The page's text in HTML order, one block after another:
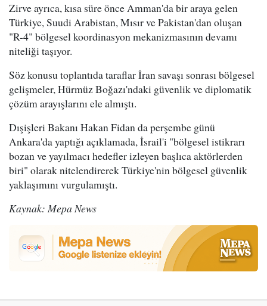
Zirve ayrıca, kısa süre önce Amman'da bir araya gelen
Türkiye, Suudi Arabistan, Mısır ve Pakistan'dan oluşan
"R-4" bölgesel koordinasyon mekanizmasının devamı
niteliği taşıyor.
Söz konusu toplantıda taraflar İran savaşı sonrası bölgesel
gelişmeler, Hürmüz Boğazı'ndaki güvenlik ve diplomatik
çözüm arayışlarını ele almıştı.
Dışişleri Bakanı Hakan Fidan da perşembe günü
Ankara'da yaptığı açıklamada, İsrail'i "bölgesel istikrarı
bozan ve yayılmacı hedefler izleyen başlıca aktörlerden
biri" olarak nitelendirerek Türkiye'nin bölgesel güvenlik
yaklaşımını vurgulamıştı.
Kaynak: Mepa News